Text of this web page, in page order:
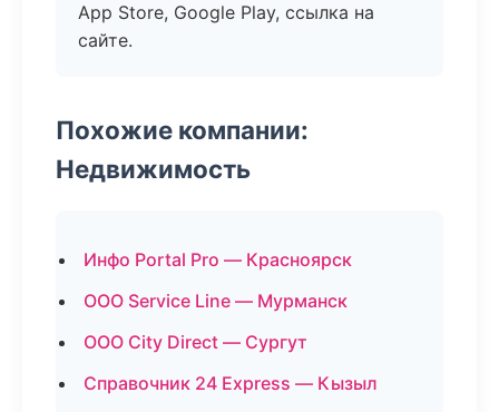
App Store, Google Play, ссылка на
сайте.
Похожие компании:
Недвижимость
Инфо Portal Pro — Красноярск
ООО Service Line — Мурманск
ООО City Direct — Сургут
Справочник 24 Express — Кызыл